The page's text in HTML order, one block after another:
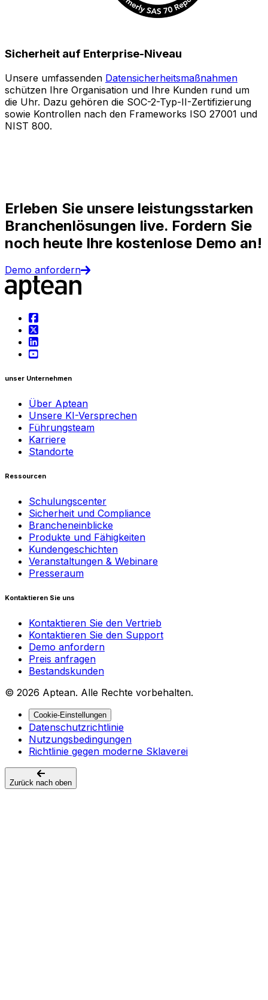
Sicherheit auf Enterprise-Niveau
Unsere umfassenden Datensicherheitsmaßnahmen
schützen Ihre Organisation und Ihre Kunden rund um
die Uhr. Dazu gehören die SOC-2-Typ-II-Zertifizierung
sowie Kontrollen nach den Frameworks ISO 27001 und
NIST 800.
Erleben Sie unsere leistungsstarken
Branchenlösungen live. Fordern Sie
noch heute Ihre kostenlose Demo an!
Demo anfordern
unser Unternehmen
Über Aptean
Unsere KI-Versprechen
Führungsteam
Karriere
Standorte
Ressourcen
Schulungscenter
Sicherheit und Compliance
Brancheneinblicke
Produkte und Fähigkeiten
Kundengeschichten
Veranstaltungen & Webinare
Presseraum
Kontaktieren Sie uns
Kontaktieren Sie den Vertrieb
Kontaktieren Sie den Support
Demo anfordern
Preis anfragen
Bestandskunden
© 2026 Aptean. Alle Rechte vorbehalten.
Cookie-Einstellungen
Datenschutzrichtlinie
Nutzungsbedingungen
Richtlinie gegen moderne Sklaverei
Zurück nach oben